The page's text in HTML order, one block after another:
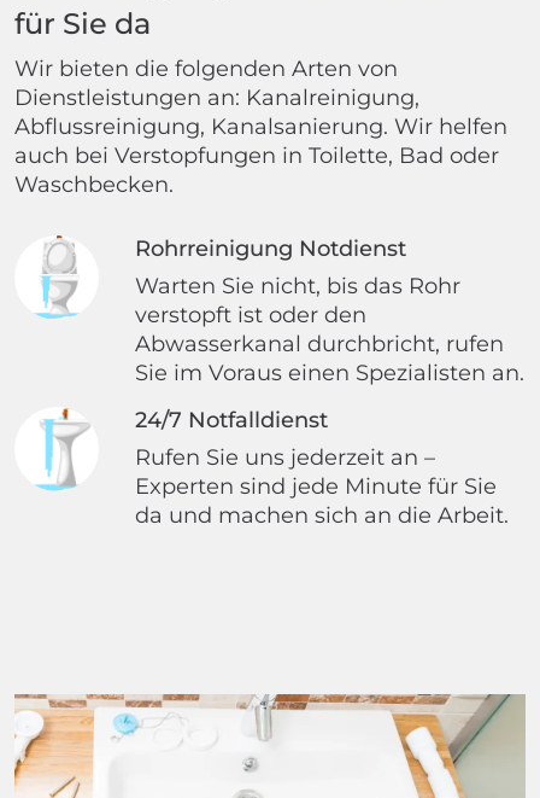
für Sie da
Wir bieten die folgenden Arten von
Dienstleistungen an: Kanalreinigung,
Abflussreinigung, Kanalsanierung. Wir helfen
auch bei Verstopfungen in Toilette, Bad oder
Waschbecken.
Rohrreinigung Notdienst
Warten Sie nicht, bis das Rohr
verstopft ist oder den
Abwasserkanal durchbricht, rufen
Sie im Voraus einen Spezialisten an.
24/7 Notfalldienst
Rufen Sie uns jederzeit an –
Experten sind jede Minute für Sie
da und machen sich an die Arbeit.